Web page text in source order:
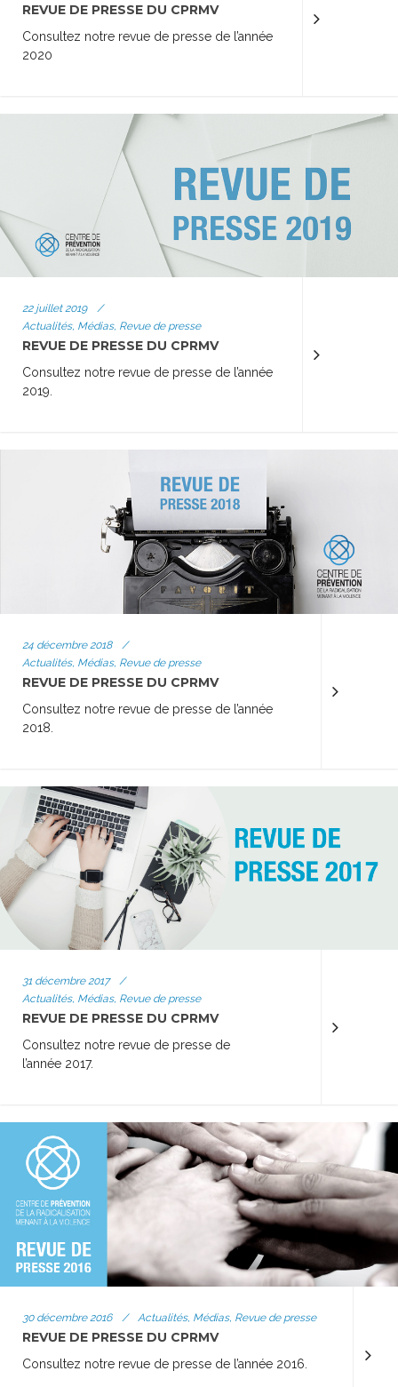
REVUE DE PRESSE DU CPRMV
Consultez notre revue de presse de l’année
2020
22 juillet 2019
/
Actualités, Médias, Revue de presse
REVUE DE PRESSE DU CPRMV
Consultez notre revue de presse de l’année
2019.
24 décembre 2018
/
Actualités, Médias, Revue de presse
REVUE DE PRESSE DU CPRMV
Consultez notre revue de presse de l’année
2018.
31 décembre 2017
/
Actualités, Médias, Revue de presse
REVUE DE PRESSE DU CPRMV
Consultez notre revue de presse de
l’année 2017.
30 décembre 2016 / Actualités, Médias, Revue de presse
REVUE DE PRESSE DU CPRMV
Consultez notre revue de presse de l’année 2016.